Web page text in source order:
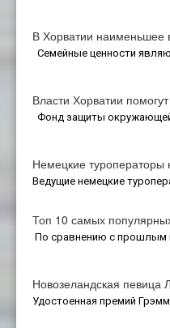
В Хорватии
Семейные ценности
Власти Хорватии
Фонд защиты
Немецкие
Ведущие немецкие
Топ 10 самых
По сравнению с прошлым
Новозеландская певица
Удостоенная премий